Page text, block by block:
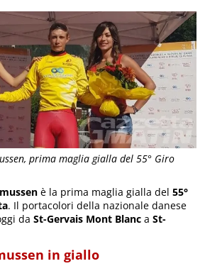
prima maglia gialla del 55° Giro
è la prima maglia gialla del55°
. Il portacolori della nazionale danese
daSt-Gervais Mont Blanc aSt-
in giallo